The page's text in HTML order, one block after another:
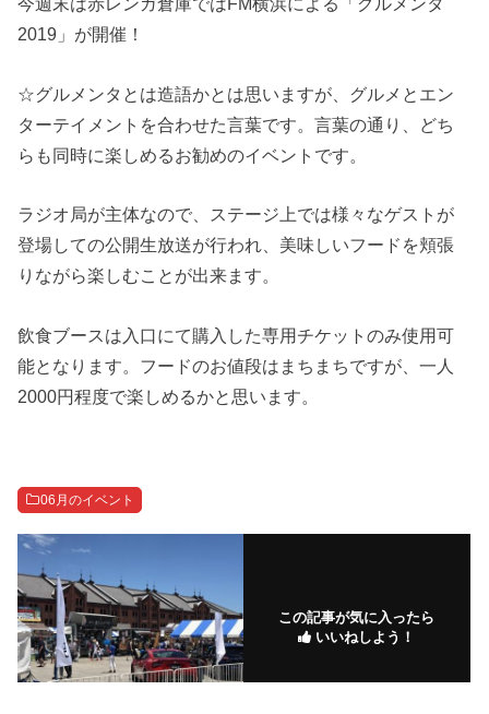
2019」が開催！
☆グルメンタとは造語かとは思いますが、グルメとエン
ターテイメントを合わせた言葉です。言葉の通り、どち
らも同時に楽しめるお勧めのイベントです。
ラジオ局が主体なので、ステージ上では様々なゲストが
登場しての公開生放送が行われ、美味しいフードを頬張
りながら楽しむことが出来ます。
飲食ブースは入口にて購入した専用チケットのみ使用可
能となります。フードのお値段はまちまちですが、一人
2000円程度で楽しめるかと思います。
06月のイベント
この記事が気に入ったら
いいねしよう！